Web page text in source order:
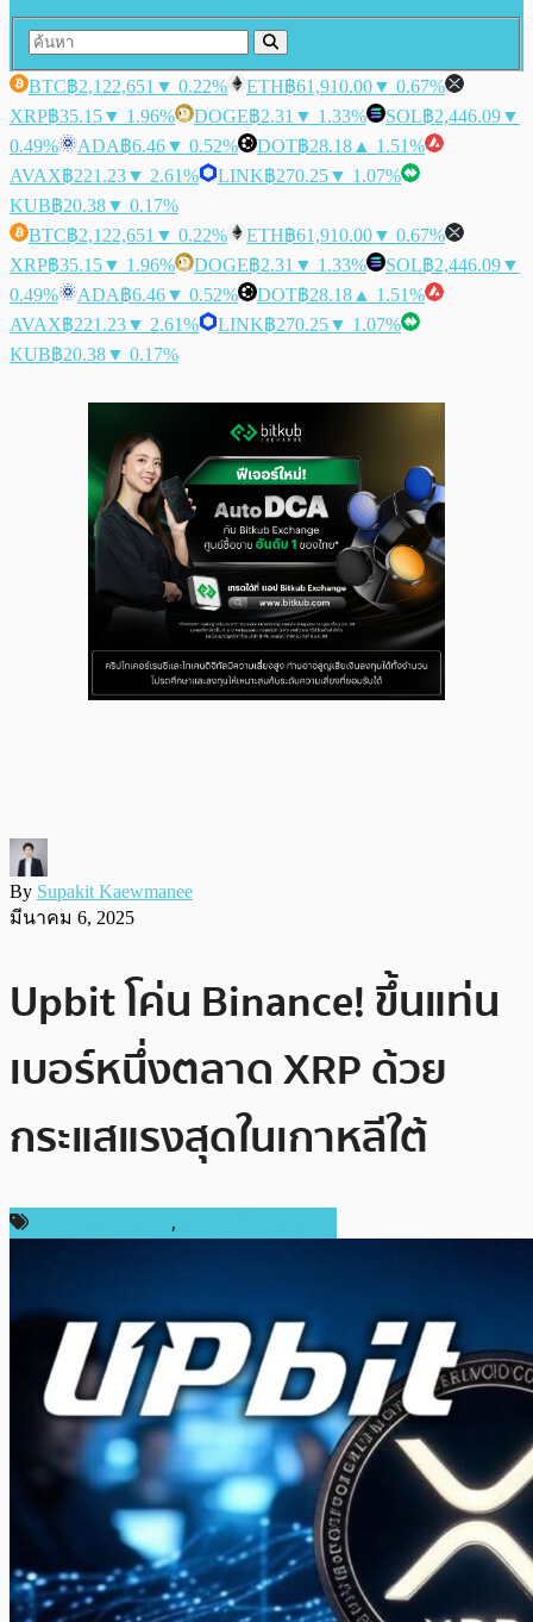
BTC฿2,122,651 ▼ 0.22% ETH฿61,910.00▼ 0.67%
XRP฿35.15▼ 1.96% DOGE฿2.31 ▼ 1.33% SOL฿2,446.09▼
0.49%
ADA฿6.46▼ 0.52% DOT฿28.18 ▲ 1.51%
AVAX฿221.23▼ 2.61% LINK฿270.25▼ 1.07%
KUB฿20.38▼ 0.17%
BTC฿2,122,651 ▼ 0.22% ETH฿61,910.00▼ 0.67%
XRP฿35.15▼ 1.96% DOGE฿2.31 ▼ 1.33% SOL฿2,446.09▼
0.49%
ADA฿6.46▼ 0.52% DOT฿28.18 ▲ 1.51%
AVAX฿221.23▼ 2.61% LINK฿270.25▼ 1.07%
KUB฿20.38▼ 0.17%
By Supakit Kaewmanee
มีนาคม 6, 2025
Upbit โค่น Binance! ขึ้นแท่น
เบอร์หนึ่งตลาด XRP ด้วย
กระแสแรงสุดในเกาหลีใต้
,